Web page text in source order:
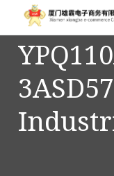
首页
产品